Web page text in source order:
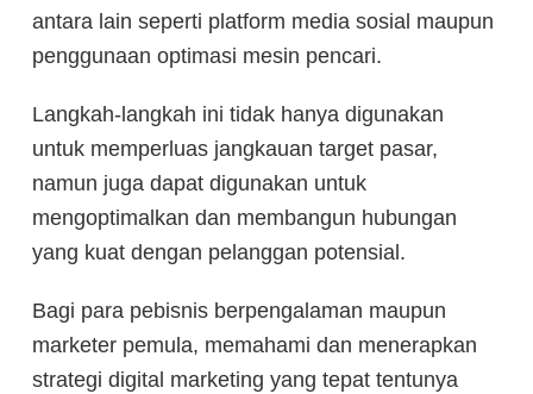
antara lain seperti platform media sosial maupun
penggunaan optimasi mesin pencari.
Langkah-langkah ini tidak hanya digunakan
untuk memperluas jangkauan target pasar,
namun juga dapat digunakan untuk
mengoptimalkan dan membangun hubungan
yang kuat dengan pelanggan potensial.
Bagi para pebisnis berpengalaman maupun
marketer pemula, memahami dan menerapkan
strategi digital marketing yang tepat tentunya